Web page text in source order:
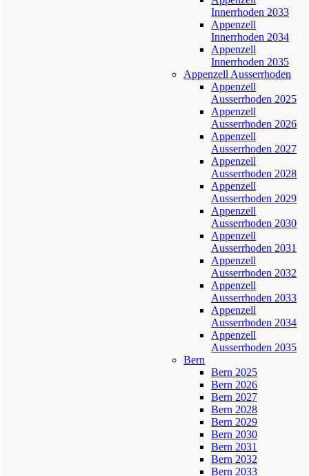
Innerrhoden 2033
Appenzell
Innerrhoden 2034
Appenzell
Innerrhoden 2035
Appenzell Ausserrhoden
Appenzell
Ausserrhoden 2025
Appenzell
Ausserrhoden 2026
Appenzell
Ausserrhoden 2027
Appenzell
Ausserrhoden 2028
Appenzell
Ausserrhoden 2029
Appenzell
Ausserrhoden 2030
Appenzell
Ausserrhoden 2031
Appenzell
Ausserrhoden 2032
Appenzell
Ausserrhoden 2033
Appenzell
Ausserrhoden 2034
Appenzell
Ausserrhoden 2035
Bern
Bern 2025
Bern 2026
Bern 2027
Bern 2028
Bern 2029
Bern 2030
Bern 2031
Bern 2032
Bern 2033